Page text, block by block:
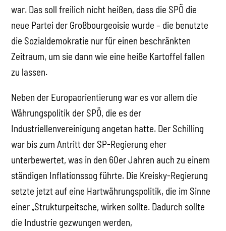
war. Das soll freilich nicht heißen, dass die SPÖ die
neue Partei der Großbourgeoisie wurde – die benutzte
die Sozialdemokratie nur für einen beschränkten
Zeitraum, um sie dann wie eine heiße Kartoffel fallen
zu lassen.
Neben der Europaorientierung war es vor allem die
Währungspolitik der SPÖ, die es der
Industriellenvereinigung angetan hatte. Der Schilling
war bis zum Antritt der SP-Regierung eher
unterbewertet, was in den 60er Jahren auch zu einem
ständigen Inflationssog führte. Die Kreisky-Regierung
setzte jetzt auf eine Hartwährungspolitik, die im Sinne
einer „Strukturpeitsche, wirken sollte. Dadurch sollte
die Industrie gezwungen werden,